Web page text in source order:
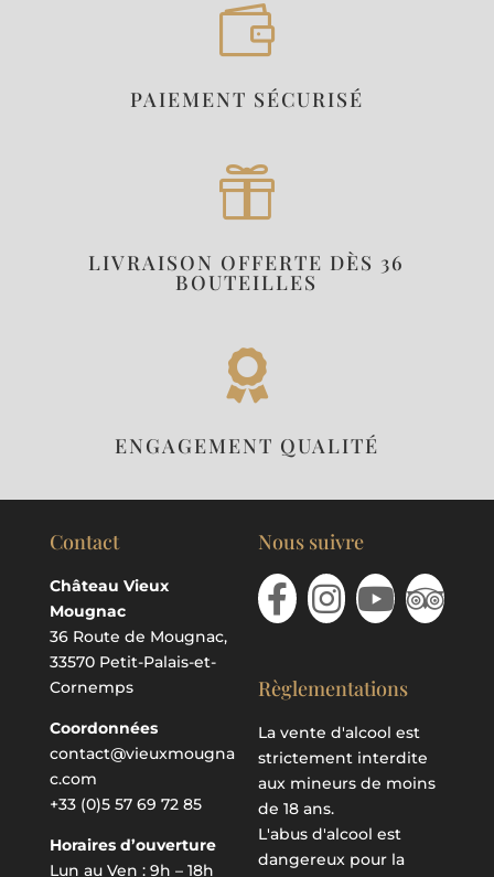

PAIEMENT SÉCURISÉ

LIVRAISON OFFERTE DÈS 36
BOUTEILLES

ENGAGEMENT QUALITÉ
Contact
Château Vieux
Mougnac
36 Route de Mougnac,
33570 Petit-Palais-et-
Cornemps
Coordonnées
contact@vieuxmougna
c.com
+33 (0)5 57 69 72 85
Horaires d’ouverture
Lun au Ven : 9h – 18h
Nous suivre
Règlementations
La vente d'alcool est
strictement interdite
aux mineurs de moins
de 18 ans.
L'abus d'alcool est
dangereux pour la